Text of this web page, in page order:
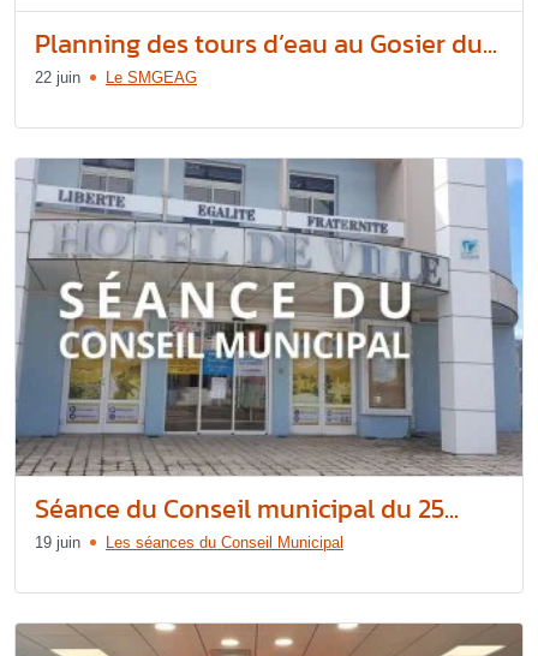
Planning des tours d’eau au Gosier du...
22 juin Le SMGEAG
Séance du Conseil municipal du 25...
19 juin Les séances du Conseil Municipal